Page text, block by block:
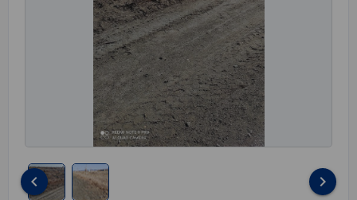
keyboard_arrow_left keyboard_arrow_right